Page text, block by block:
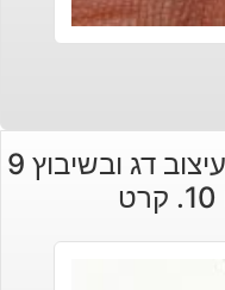
תליון ושרשרת כסף 925 עיצוב דג ובשיבוץ 9